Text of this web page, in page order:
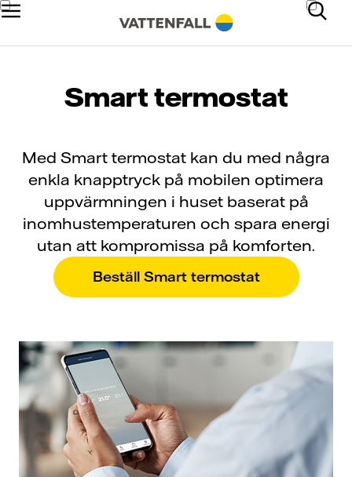
Smart termostat
Med Smart termostat kan du med några
enkla knapptryck på mobilen optimera
uppvärmningen i huset baserat på
inomhustemperaturen och spara energi
utan att kompromissa på komforten.
Beställ Smart termostat